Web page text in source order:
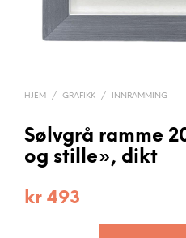
HJEM / GRAFIKK / INNRAMMING
Sølvgrå ramme
og stille», dikt
kr 493